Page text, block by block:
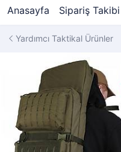
Anasayfa Sipariş Takibi
Yardımcı Taktikal Ürünler